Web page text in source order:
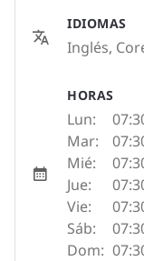
IDIOMAS
Inglés,
HORAS
Lun:
Mar:
Mié:
Jue:
Vie:
Sáb:
Dom: